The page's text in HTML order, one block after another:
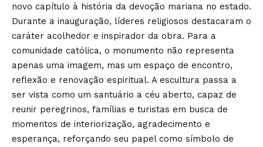
novo capítulo à história da devoção mariana no estado.
Durante a inauguração, líderes religiosos destacaram o
caráter acolhedor e inspirador da obra. Para a
comunidade católica, o monumento não representa
apenas uma imagem, mas um espaço de encontro,
reflexão e renovação espiritual. A escultura passa a
ser vista como um santuário a céu aberto, capaz de
reunir peregrinos, famílias e turistas em busca de
momentos de interiorização, agradecimento e
esperança, reforçando seu papel como símbolo de